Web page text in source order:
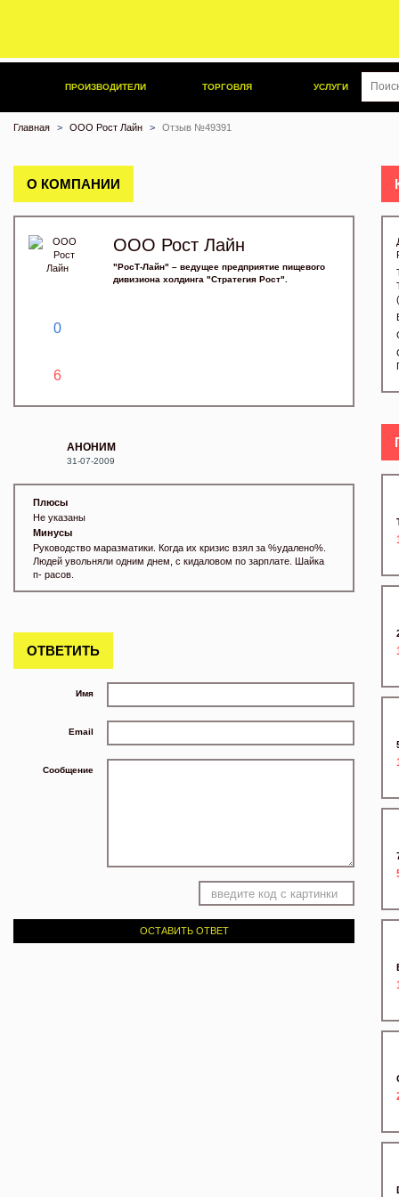
ПРОИЗВОДИТЕЛИ ТОРГОВЛЯ УСЛУГИ
Главная ООО Рост Лайн Отзыв №49391
О КОМПАНИИ
0
6
ООО Рост Лайн
"РосТ-Лайн" – ведущее предприятие пищевого
дивизиона холдинга "Стратегия Рост".
АНОНИМ
31-07-2009
Плюсы
Не указаны
Минусы
Руководство маразматики. Когда их кризис взял за %удалено%.
Людей увольняли одним днем, с кидаловом по зарплате. Шайка
п- расов.
ОТВЕТИТЬ
Имя
Email
Сообщение
ОСТАВИТЬ ОТВЕТ